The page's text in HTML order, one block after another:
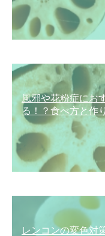
風邪や花粉症にお
る！？食べ方と作
レンコンの変色対